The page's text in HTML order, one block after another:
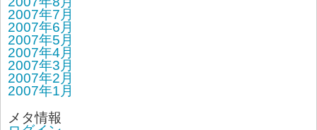
2007年7月
2007年6月
2007年5月
2007年4月
2007年3月
2007年2月
2007年1月
メタ情報